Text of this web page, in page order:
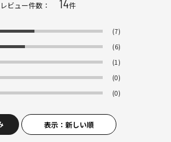
レビュー件数： 14件
(7)
(6)
(1)
(0)
(0)
表示：新しい順